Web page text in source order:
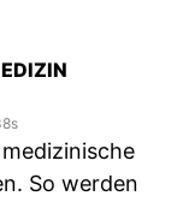
So werden